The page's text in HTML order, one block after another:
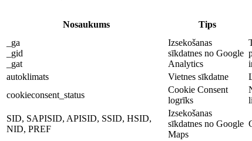
Nosaukums Tips
_ga
_gid
_gat
Izsekošanas
sīkdatnes no Google
Analytics
autoklimats
Vietnes sīkdatne
cookieconsent_status
Cookie Consent
logrīks
SID, SAPISID, APISID, SSID, HSID,
NID, PREF
Izsekošanas
sīkdatnes no Google
Maps